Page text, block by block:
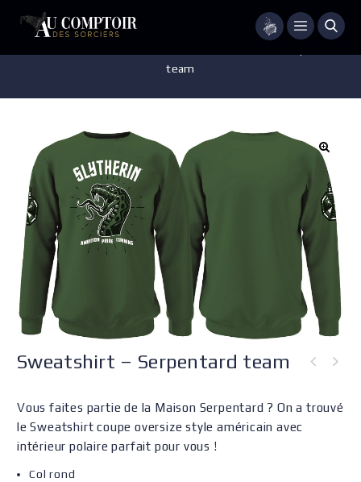
Menu
team
Sweatshirt – Serpentard team
Vous faites partie de la Maison Serpentard ? On a trouvé
le Sweatshirt coupe oversize style américain avec
intérieur polaire parfait pour vous !
Col rond